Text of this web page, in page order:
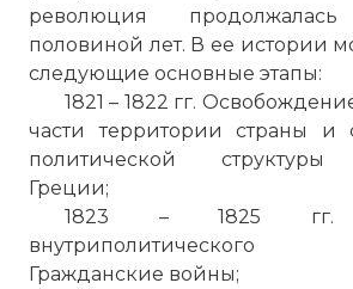
революция
половиной лет. В ее истории
следующие основные этапы:
1821 – 1822 гг.
части территории страны и
политической структуры
Греции;
1823 – 1825 гг.
внутриполитического
Гражданские войны;